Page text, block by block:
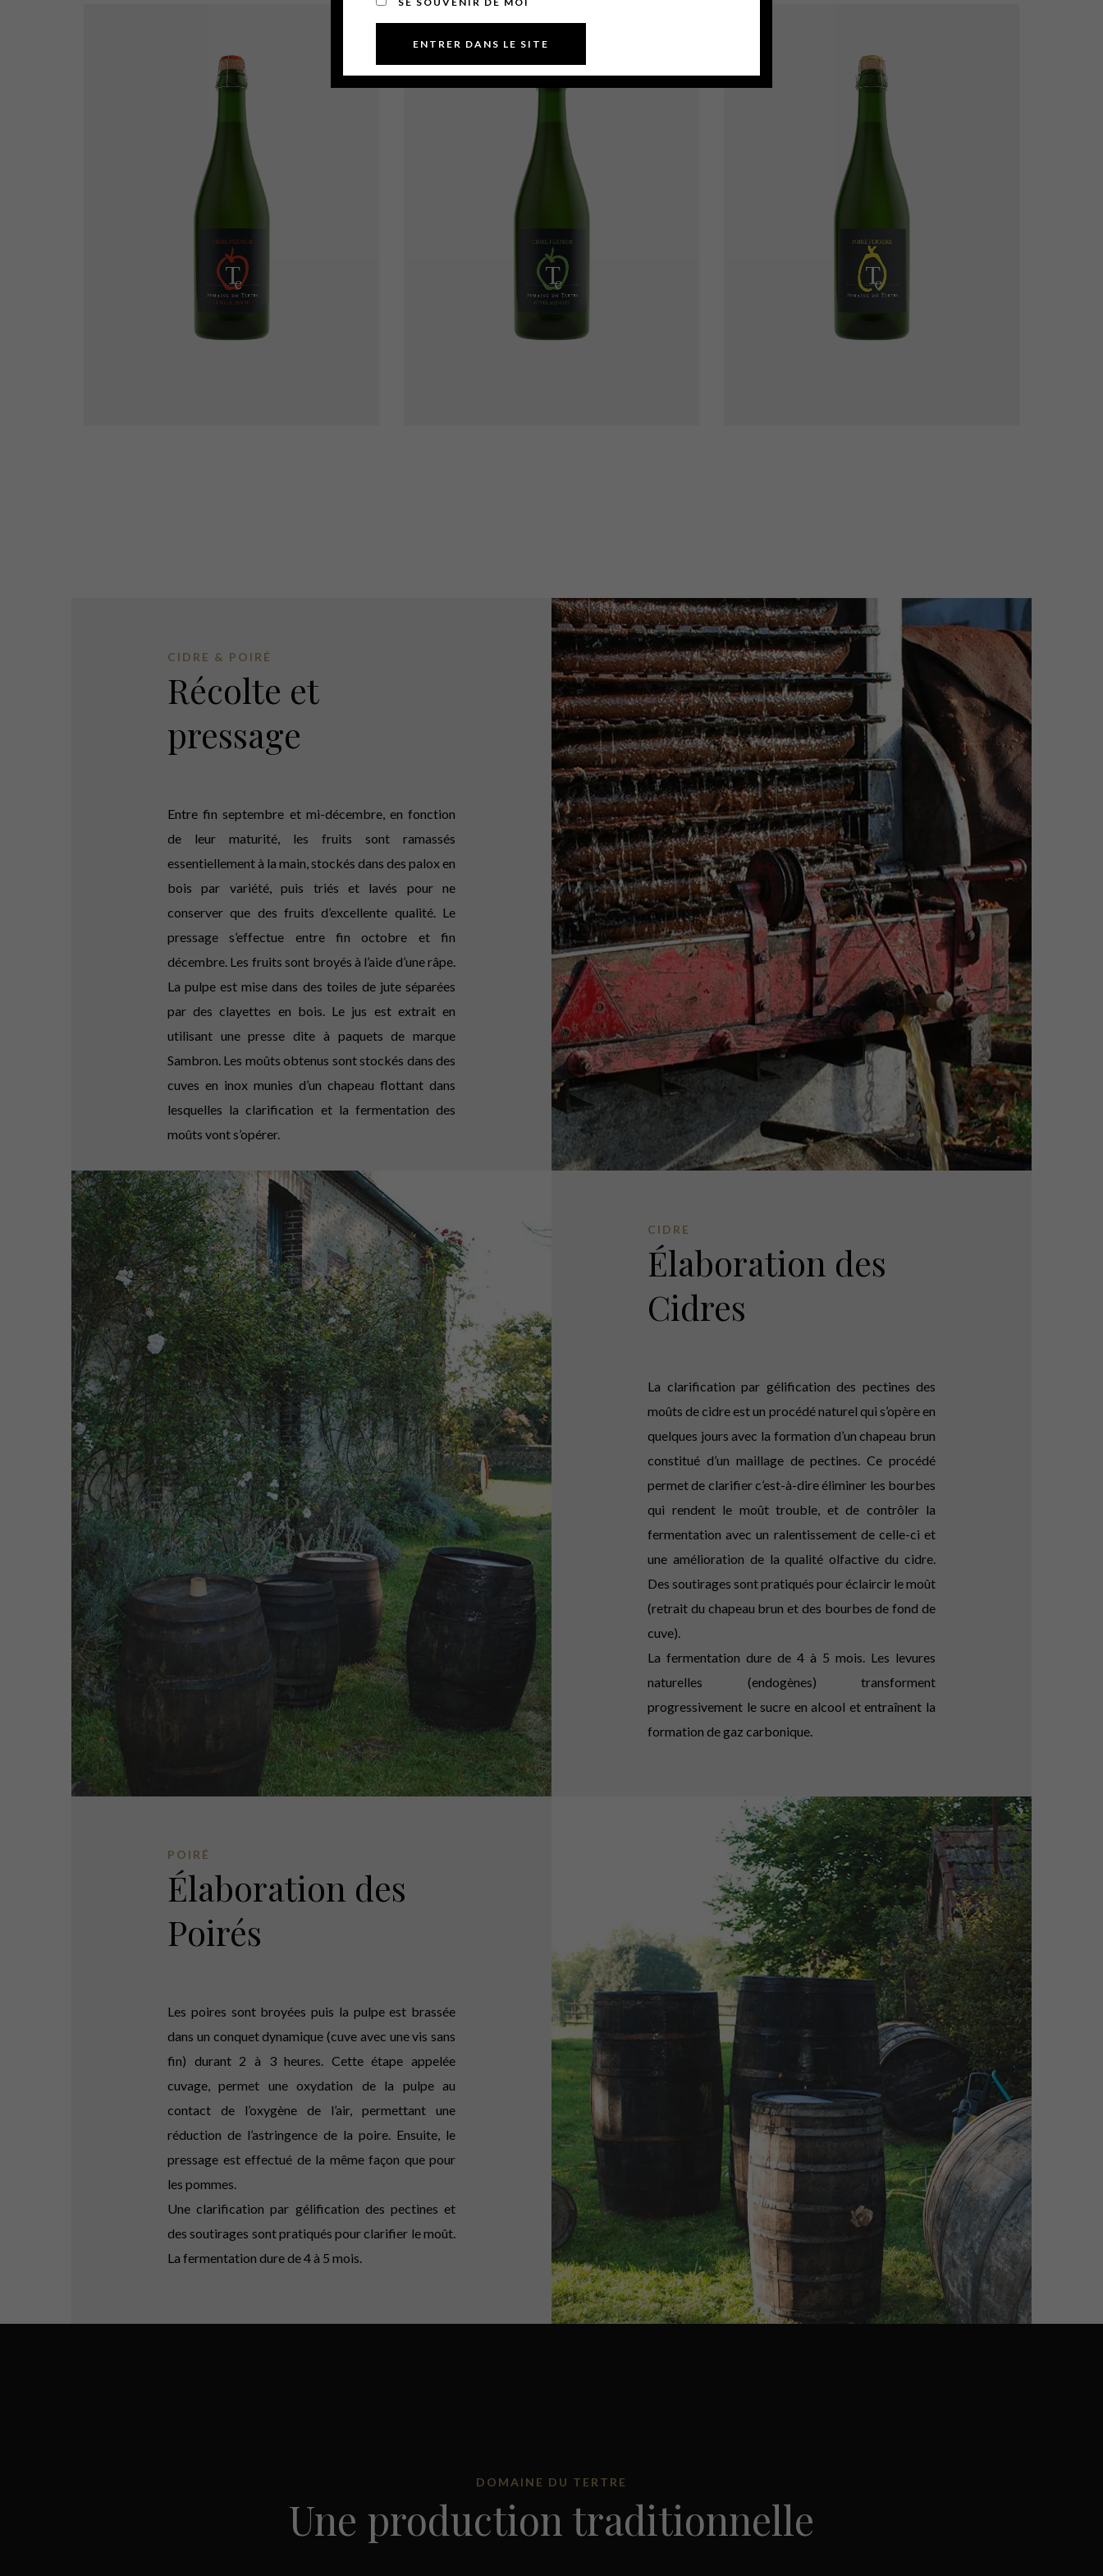
DOMAINE DU TERTRE
Cidre acidulé
DOMAINE DU TERTRE
Poiré fermier
CIDRE & POIRÉ
Récolte et
pressage
Entre fin septembre et mi-décembre, en fonction
de leur maturité, les fruits sont ramassés
essentiellement à la main, stockés dans des palox en
bois par variété, puis triés et lavés pour ne
conserver que des fruits d’excellente qualité. Le
pressage s’effectue entre fin octobre et fin
décembre. Les fruits sont broyés à l’aide d’une râpe.
La pulpe est mise dans des toiles de jute séparées
par des clayettes en bois. Le jus est extrait en
utilisant une presse dite à paquets de marque
Sambron. Les moûts obtenus sont stockés dans des
cuves en inox munies d’un chapeau flottant dans
lesquelles la clarification et la fermentation des
moûts vont s’opérer.
CIDRE
Élaboration des
Cidres
La clarification par gélification des pectines des
moûts de cidre est un procédé naturel qui s’opère en
quelques jours avec la formation d’un chapeau brun
constitué d’un maillage de pectines. Ce procédé
permet de clarifier c’est-à-dire éliminer les bourbes
qui rendent le moût trouble, et de contrôler la
fermentation avec un ralentissement de celle-ci et
une amélioration de la qualité olfactive du cidre.
Des soutirages sont pratiqués pour éclaircir le moût
(retrait du chapeau brun et des bourbes de fond de
cuve).
La fermentation dure de 4 à 5 mois. Les levures
naturelles (endogènes) transforment
progressivement le sucre en alcool et entraînent la
formation de gaz carbonique.
POIRÉ
Élaboration des
Poirés
Les poires sont broyées puis la pulpe est brassée
dans un conquet dynamique (cuve avec une vis sans
fin) durant 2 à 3 heures. Cette étape appelée
cuvage, permet une oxydation de la pulpe au
contact de l’oxygène de l’air, permettant une
réduction de l’astringence de la poire. Ensuite, le
pressage est effectué de la même façon que pour
les pommes.
Une clarification par gélification des pectines et
des soutirages sont pratiqués pour clarifier le moût.
La fermentation dure de 4 à 5 mois.
DOMAINE DU TERTRE
Une production traditionnelle